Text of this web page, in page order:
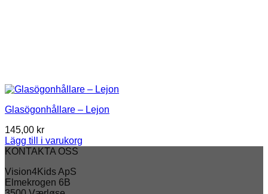
Glasögonhållare – Lejon
145,00 kr
Lägg till i varukorg
KONTAKTA OSS
Vision4Kids ApS
Elmekrogen 6B